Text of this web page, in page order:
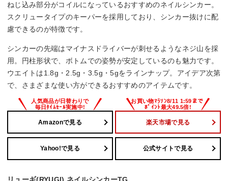
ねじ込み部分がコイルになっているおすすめのネイルシンカー。
スクリュータイプのキーパーを採用しており、シンカー抜けに配
慮できるのが特徴です。
シンカーの先端はマイナスドライバーが刺せるようなネジ山を採
用。円柱形状で、ボトムでの姿勢が安定しているのも魅力です。
ウエイトは1.8g・2.5g・3.5g・5gをラインナップ。アイデア次第
で、さまざまな使い方ができるおすすめのアイテムです。
Amazonで見る 楽天市場で見る
Yahoo!で見る 公式サイトで見る
リューギ(RYUGI) ネイルシンカーTG